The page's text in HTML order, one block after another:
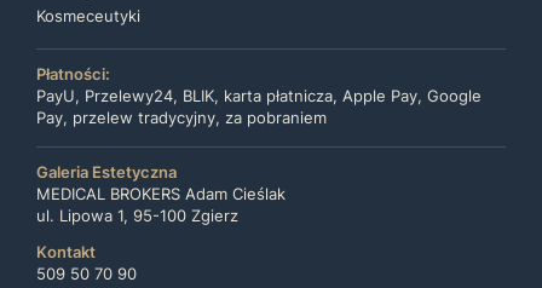
Kosmeceutyki
Płatności:
PayU, Przelewy24, BLIK, karta płatnicza, Apple Pay, Google
Pay, przelew tradycyjny, za pobraniem
Galeria Estetyczna
MEDICAL BROKERS Adam Cieślak
ul. Lipowa 1, 95-100 Zgierz
Kontakt
509 50 70 90